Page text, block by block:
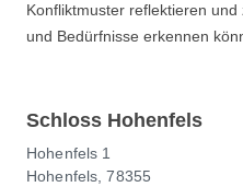
Konfliktmuster reflektieren
und Bedürfnisse erkennen
Schloss Hohenfels
Hohenfels 1
Hohenfels, 78355